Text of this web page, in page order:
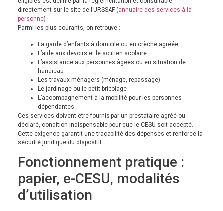
directement sur le site de l’URSSAF (annuaire des services à la
personne) :
Parmi les plus courants, on retrouve :
La garde d’enfants à domicile ou en crèche agréée
L’aide aux devoirs et le soutien scolaire
L’assistance aux personnes âgées ou en situation de
handicap
Les travaux ménagers (ménage, repassage)
Le jardinage ou le petit bricolage
L’accompagnement à la mobilité pour les personnes
dépendantes
Ces services doivent être fournis par un prestataire agréé ou
déclaré, condition indispensable pour que le CESU soit accepté.
Cette exigence garantit une traçabilité des dépenses et renforce la
sécurité juridique du dispositif.
Fonctionnement pratique :
papier, e-CESU, modalités
d’utilisation